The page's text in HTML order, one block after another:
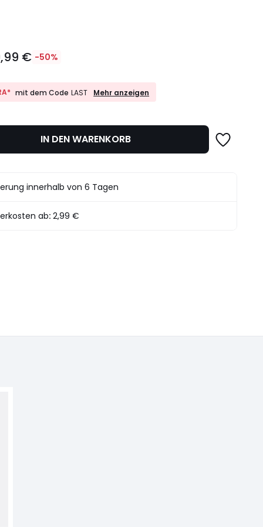
€ -50%
mit dem Code LAST
10%
LAST
Mehr anzeigen
IN DEN WARENKORB
innerhalb von 6 Tagen
ab:2,99 €